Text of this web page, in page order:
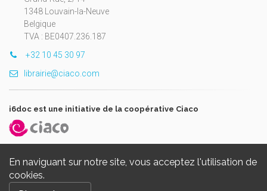
En naviguant sur notre site, vous acceptez l'utilisation de
cookies.
1348 Louvain-la-Neuve
Belgique
TVA : BE0407.236.187
+32 10 45 30 97
librairie@ciaco.com
i6doc est une initiative de la coopérative Ciaco